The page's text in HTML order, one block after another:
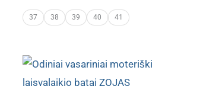
37 38 39 40 41